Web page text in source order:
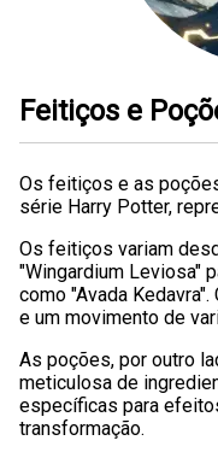
Feitiços e
Os feitiços e as
série Harry Potter,
Os feitiços variam
"Wingardium Leviosa"
como "Avada
e um movimento de
As poções, por outro
meticulosa de
específicas para
transformação.